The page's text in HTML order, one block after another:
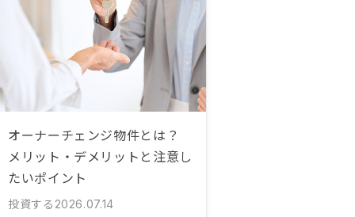
オーナーチェンジ物件とは？
メリット・デメリットと注意し
たいポイント
投資する 2026.07.14